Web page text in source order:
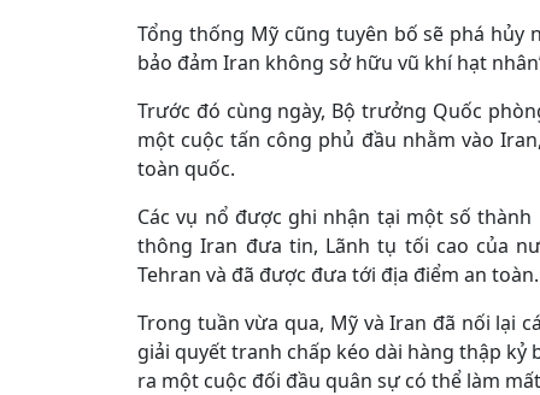
Tổng thống Mỹ cũng tuyên bố sẽ phá hủy
bảo đảm Iran không sở hữu vũ khí hạt
Trước đó cùng ngày, Bộ trưởng Quốc
một cuộc tấn công phủ đầu nhằm vào
toàn quốc.
Các vụ nổ được ghi nhận tại một số
thông Iran đưa tin, Lãnh tụ tối cao của
Tehran và đã được đưa tới địa điểm an toàn.
Trong tuần vừa qua, Mỹ và Iran đã nối lại
giải quyết tranh chấp kéo dài hàng thập kỷ
ra một cuộc đối đầu quân sự có thể làm